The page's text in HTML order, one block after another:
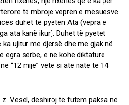
të mbrojë veprën e mësuesve
duhet të pyeten Ata (vepra e
ata kanë ikur). Duhet të pyetet
ujitur me djersë dhe me gjak në
egra sërbe, e në kohë diktature
“12 mijë” vetë si atë natë të 14
z. Vesel, dëshiroj të futem paksa në